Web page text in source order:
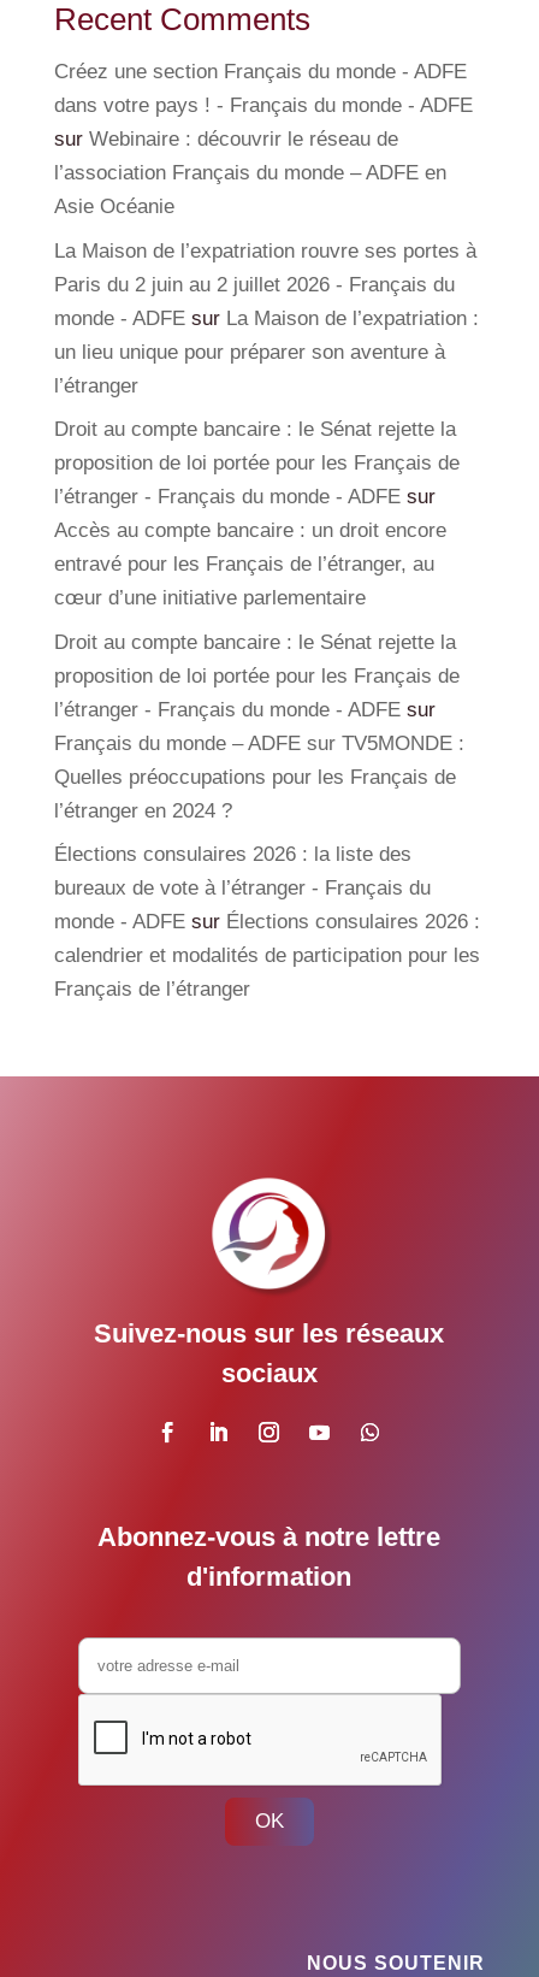
Recent Comments
Créez une section Français du monde - ADFE
dans votre pays ! - Français du monde - ADFE
sur Webinaire : découvrir le réseau de
l’association Français du monde – ADFE en
Asie Océanie
La Maison de l’expatriation rouvre ses portes à
Paris du 2 juin au 2 juillet 2026 - Français du
monde - ADFEsur La Maison de l’expatriation :
un lieu unique pour préparer son aventure à
l’étranger
Droit au compte bancaire : le Sénat rejette la
proposition de loi portée pour les Français de
l’étranger - Français du monde - ADFEsur
Accès au compte bancaire : un droit encore
entravé pour les Français de l’étranger, au
cœur d’une initiative parlementaire
Droit au compte bancaire : le Sénat rejette la
proposition de loi portée pour les Français de
l’étranger - Français du monde - ADFEsur
Français du monde – ADFE sur TV5MONDE :
Quelles préoccupations pour les Français de
l’étranger en 2024 ?
Élections consulaires 2026 : la liste des
bureaux de vote à l’étranger - Français du
monde - ADFEsur Élections consulaires 2026 :
calendrier et modalités de participation pour les
Français de l’étranger
Suivez-nous sur les réseaux
sociaux
Abonnez-vous à notre lettre
d'information
OK
NOUS SOUTENIR